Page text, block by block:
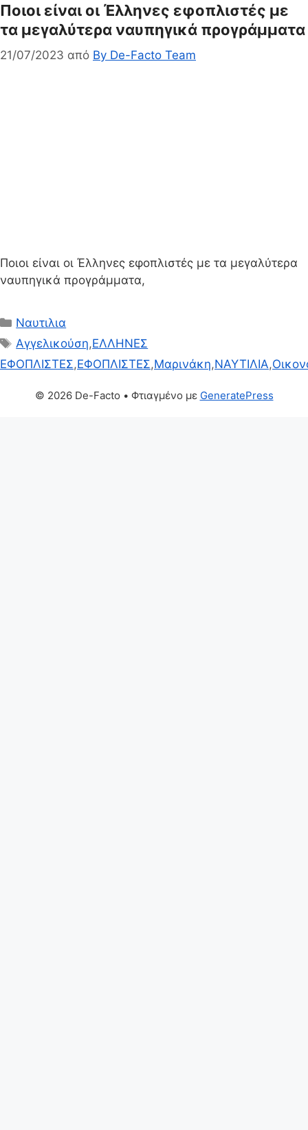
Ποιοι είναι οι Έλληνες εφοπλιστές με
τα μεγαλύτερα ναυπηγικά προγράμματα
21/07/2023 από By De-Facto Team
Ποιοι είναι οι Έλληνες εφοπλιστές με τα μεγαλύτερα
ναυπηγικά προγράμματα,
Κατηγορίες
Ναυτιλια
Ετικέτες
Αγγελικούση,ΕΛΛΗΝΕΣ
ΕΦΟΠΛΙΣΤΕΣ,ΕΦΟΠΛΙΣΤΕΣ,Μαρινάκη,ΝΑΥΤΙΛΙΑ,
© 2026 De-Facto • Φτιαγμένο με GeneratePress